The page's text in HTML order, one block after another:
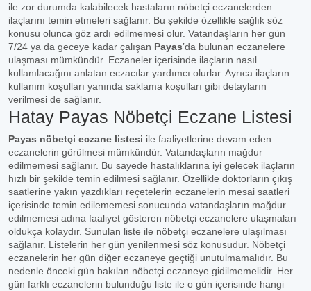
ile zor durumda kalabilecek hastaların nöbetçi eczanelerden
ilaçlarını temin etmeleri sağlanır. Bu şekilde özellikle sağlık söz
konusu olunca göz ardı edilmemesi olur. Vatandaşların her gün
7/24 ya da geceye kadar çalışan Payas’da bulunan eczanelere
ulaşması mümkündür. Eczaneler içerisinde ilaçların nasıl
kullanılacağını anlatan eczacılar yardımcı olurlar. Ayrıca ilaçların
kullanım koşulları yanında saklama koşulları gibi detayların
verilmesi de sağlanır.
Hatay Payas Nöbetçi Eczane Listesi
Payas nöbetçi eczane listesi ile faaliyetlerine devam eden
eczanelerin görülmesi mümkündür. Vatandaşların mağdur
edilmemesi sağlanır. Bu sayede hastalıklarına iyi gelecek ilaçların
hızlı bir şekilde temin edilmesi sağlanır. Özellikle doktorların çıkış
saatlerine yakın yazdıkları reçetelerin eczanelerin mesai saatleri
içerisinde temin edilememesi sonucunda vatandaşların mağdur
edilmemesi adına faaliyet gösteren nöbetçi eczanelere ulaşmaları
oldukça kolaydır. Sunulan liste ile nöbetçi eczanelere ulaşılması
sağlanır. Listelerin her gün yenilenmesi söz konusudur. Nöbetçi
eczanelerin her gün diğer eczaneye geçtiği unutulmamalıdır. Bu
nedenle önceki gün bakılan nöbetçi eczaneye gidilmemelidir. Her
gün farklı eczanelerin bulunduğu liste ile o gün içerisinde hangi